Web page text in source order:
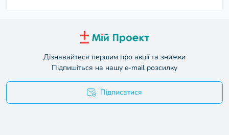
Дізнавайтеся першим про акції та знижки
Підпишіться на нашу e-mail розсилку
Підписатися